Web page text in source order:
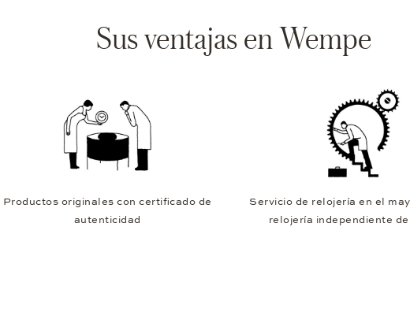
Sus ventajas en Wempe
Productos originales con certificado de
autenticidad
Servicio de relojería en el
relojería independiente